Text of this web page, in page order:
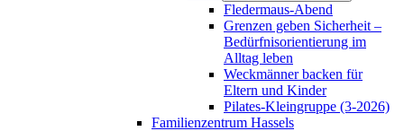
Fledermaus-Abend
Grenzen geben Sicherheit –
Bedürfnisorientierung im
Alltag leben
Weckmänner backen für
Eltern und Kinder
Pilates-Kleingruppe (3-2026)
Familienzentrum Hassels